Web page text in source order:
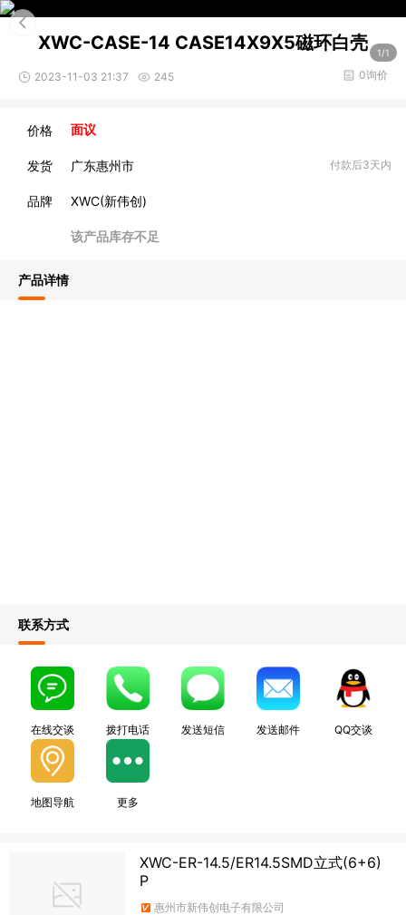
1/1
XWC-CASE-14 CASE14X9X5磁环白壳
2023-11-03 21:37 245 0询价
价格 面议
发货 广东惠州市 付款后3天内
品牌 XWC(新伟创)
该产品库存不足
产品详情
联系方式
在线交谈 拨打电话 发送短信 发送邮件 QQ交谈
地图导航 更多
XWC-ER-14.5/ER14.5SMD立式(6+6)
P
惠州市新伟创电子有限公司